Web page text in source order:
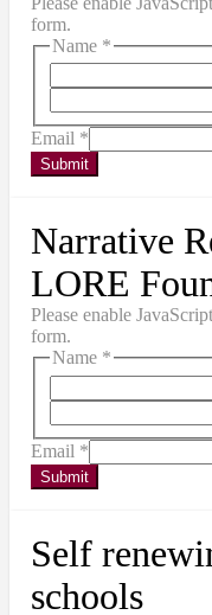
form.
Name *
Email *
Submit
Narrative
LORE
Please enable
form.
Name *
Email *
Submit
Self
schools